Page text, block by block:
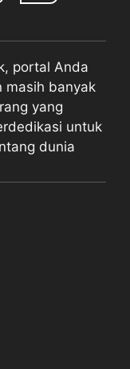
portal Anda
masih banyak
yang
untuk
dunia